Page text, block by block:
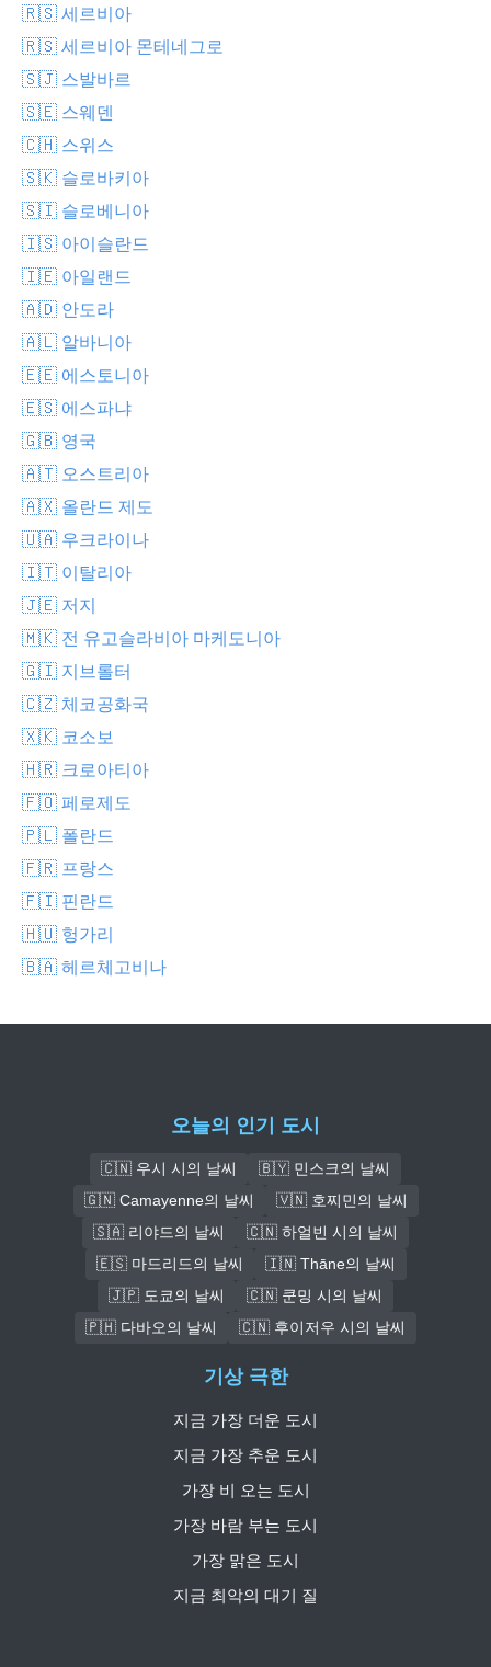
🇷🇸 세르비아
🇷🇸 세르비아 몬테네그로
🇸🇯 스발바르
🇸🇪 스웨덴
🇨🇭 스위스
🇸🇰 슬로바키아
🇸🇮 슬로베니아
🇮🇸 아이슬란드
🇮🇪 아일랜드
🇦🇩 안도라
🇦🇱 알바니아
🇪🇪 에스토니아
🇪🇸 에스파냐
🇬🇧 영국
🇦🇹 오스트리아
🇦🇽 올란드 제도
🇺🇦 우크라이나
🇮🇹 이탈리아
🇯🇪 저지
🇲🇰 전 유고슬라비아 마케도니아
🇬🇮 지브롤터
🇨🇿 체코공화국
🇽🇰 코소보
🇭🇷 크로아티아
🇫🇴 페로제도
🇵🇱 폴란드
🇫🇷 프랑스
🇫🇮 핀란드
🇭🇺 헝가리
🇧🇦 헤르체고비나
오늘의 인기 도시
🇨🇳 우시 시의 날씨
🇧🇾 민스크의 날씨
🇬🇳 Camayenne의 날씨
🇻🇳 호찌민의 날씨
🇸🇦 리야드의 날씨
🇨🇳 하얼빈 시의 날씨
🇪🇸 마드리드의 날씨
🇮🇳 Thāne의 날씨
🇯🇵 도쿄의 날씨
🇨🇳 쿤밍 시의 날씨
🇵🇭 다바오의 날씨
🇨🇳 후이저우 시의 날씨
기상 극한
지금 가장 더운 도시
지금 가장 추운 도시
가장 비 오는 도시
가장 바람 부는 도시
가장 맑은 도시
지금 최악의 대기 질